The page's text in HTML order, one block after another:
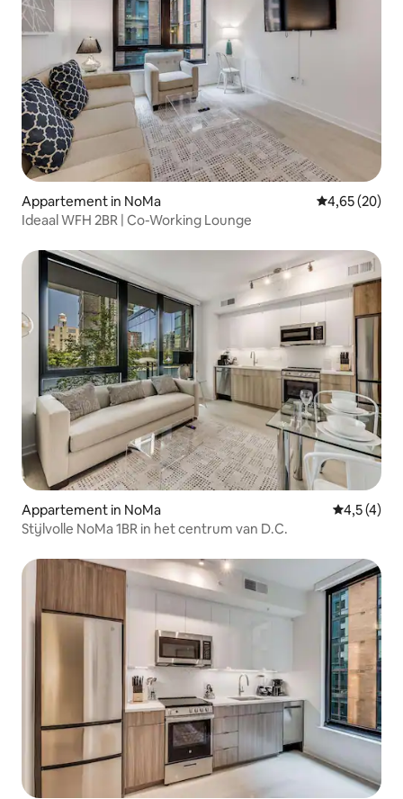
Appartement in NoMa Gemiddelde
4,65 (20)
Ideaal WFH 2BR | Co-Working Lounge
Appartement in NoMa
4,5 (4)
Stijlvolle NoMa 1BR in het centrum van D.C.